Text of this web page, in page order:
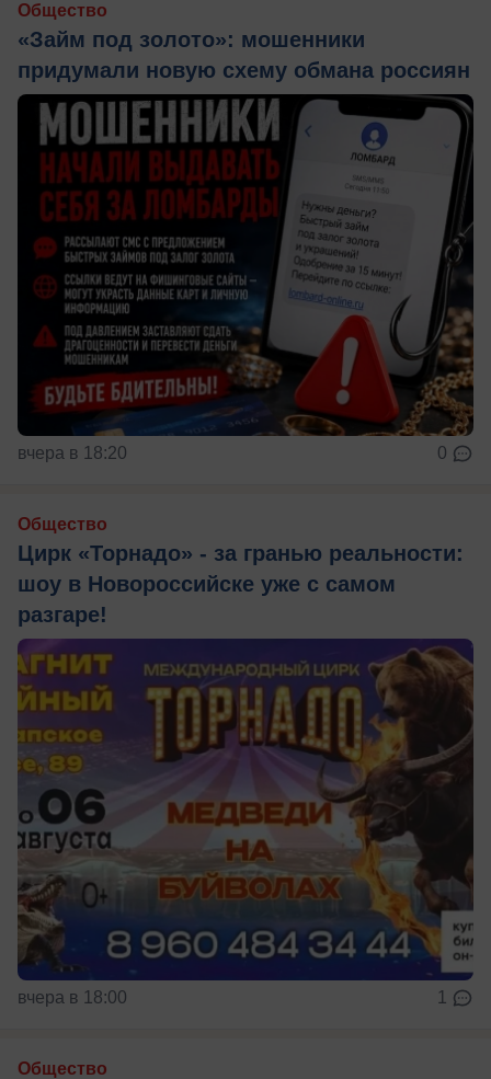
Общество
«Займ под золото»: мошенники
придумали новую схему обмана россиян
вчера в 18:20 0
Общество
Цирк «Торнадо» - за гранью реальности:
шоу в Новороссийске уже с самом
разгаре!
вчера в 18:00 1
Общество